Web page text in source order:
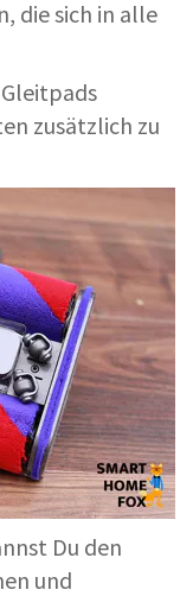
die sich in alle
zusätzlich zu
Du den
und